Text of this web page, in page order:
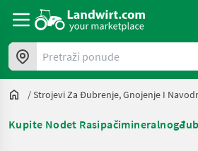
Pretraži ponude
/Strojevi Za Đubrenje, Gnojenje I
Kupite Nodet